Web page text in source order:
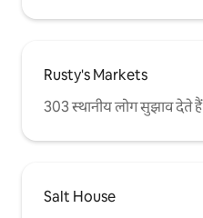
Rusty's Markets
303 स्थानीय लोग सुझाव देते हैं
Salt House